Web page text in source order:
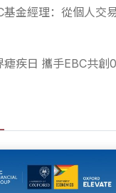
基金經理：從個人交
瘧疾日 攜手EBC共創